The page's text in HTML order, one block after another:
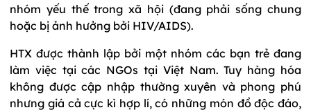
nhóm yếu thế trong xã hội (đang phải sống chung
hoặc bị ảnh hưởng bởi HIV/AIDS).
HTX được thành lập bởi một nhóm các bạn trẻ đang
làm việc tại các NGOs tại Việt Nam. Tuy hàng hóa
không được cập nhập thường xuyên và phong phú
nhưng giá cả cực kì hợp lí, có những món đồ độc đáo,